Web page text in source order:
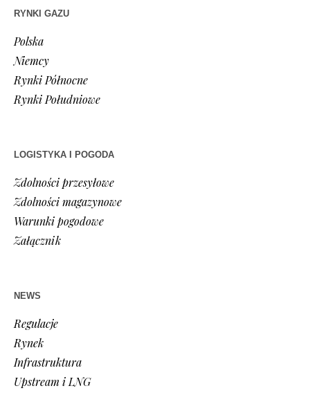
RYNKI GAZU
Polska
Niemcy
Rynki Północne
Rynki Południowe
LOGISTYKA I POGODA
Zdolności przesyłowe
Zdolności magazynowe
Warunki pogodowe
Załącznik
NEWS
Regulacje
Rynek
Infrastruktura
Upstream i LNG